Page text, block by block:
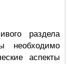
раздела
необходимо
аспекты